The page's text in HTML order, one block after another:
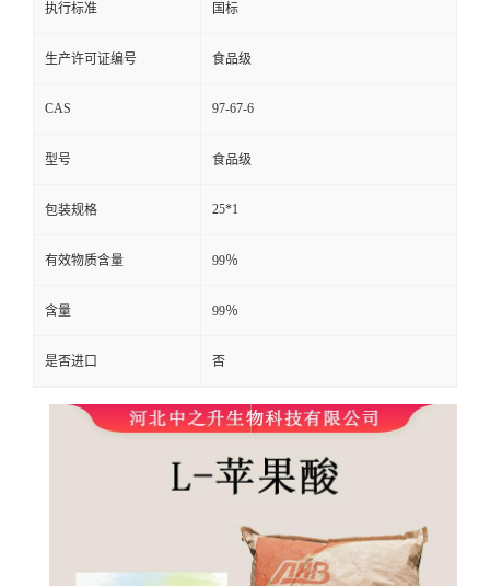
执行标准 国标
生产许可证编号 食品级
CAS 97-67-6
型号 食品级
包装规格 25*1
有效物质含量 99％
含量 99％
是否进口 否